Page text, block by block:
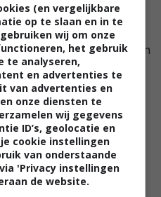
(Sienna Miller) hebben
en interesses,
de man waarvan ze
het niet dat Dylan met
ook een echtgenoot
relatie waarin menig
te staan.
.
(en vergelijkbare
op te slaan en in te
wij om onze
het gebruik
te analyseren,
en advertenties te
van advertenties en
onze diensten te
wij gegevens
ID’s, geolocatie en
cookie instellingen
van onderstaande
'Privacy instellingen
de website.